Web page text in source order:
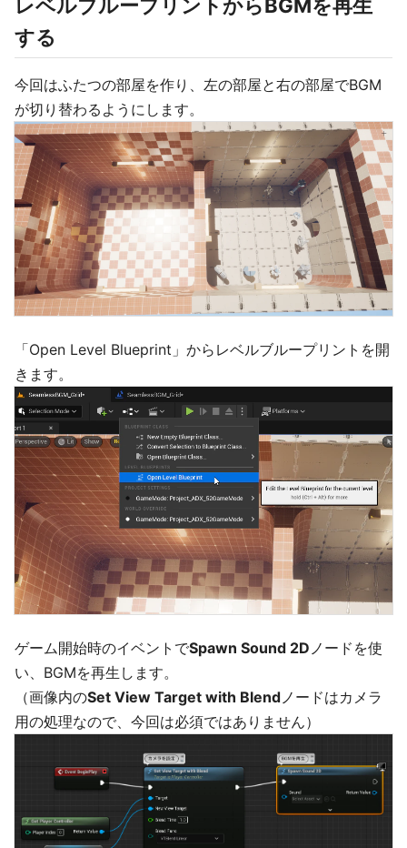
レベルブループリントからBGMを再生
する
今回はふたつの部屋を作り、左の部屋と右の部屋でBGM
が切り替わるようにします。
「Open Level Blueprint」からレベルブループリントを開
きます。
ゲーム開始時のイベントでSpawn Sound 2D ノードを使
い、BGMを再生します。
（画像内のSet View Target with Blendノードはカメラ
用の処理なので、今回は必須ではありません）